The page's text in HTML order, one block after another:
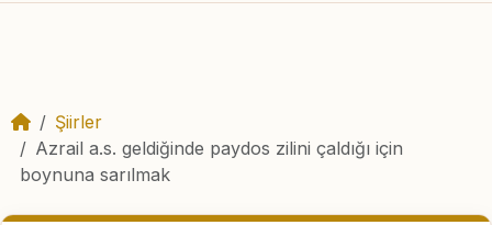
Şiirler
Azrail a.s. geldiğinde paydos zilini çaldığı için
boynuna sarılmak